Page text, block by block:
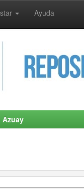
Ayuda
Azuay